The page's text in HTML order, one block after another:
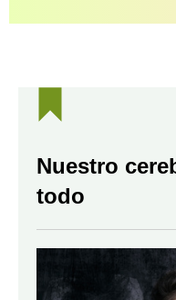
Nuestro
todo